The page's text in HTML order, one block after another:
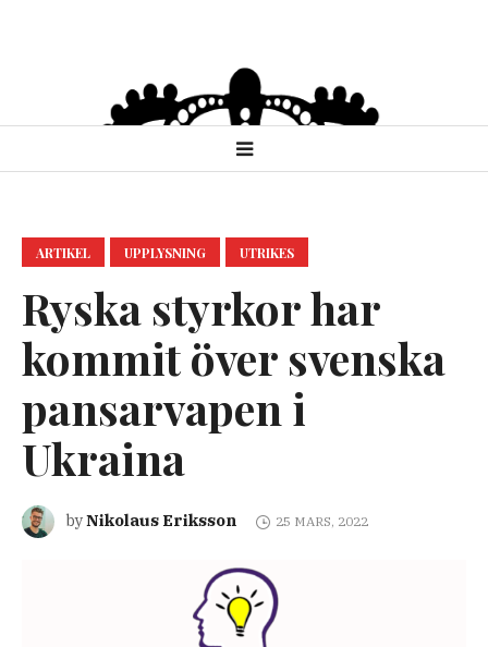
ARTIKEL UPPLYSNING UTRIKES
Ryska styrkor har
kommit över svenska
pansarvapen i
Ukraina
byNikolaus Eriksson 25 MARS, 2022